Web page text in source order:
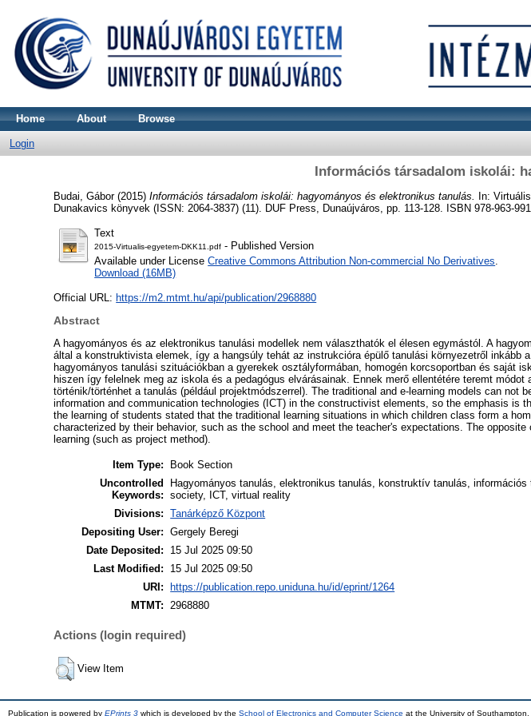
Home About Browse
Login
Információs társadalom iskolái:
Budai, Gábor(2015)Információs társadalom iskolái: hagyományos és elektronikus tanulás.
In:
Dunakavics könyvek (ISSN: 2064-3837) (11). DUF Press, Dunaújváros, pp. 113-128. ISBN 978-963-
Text
2015-Virtualis-egyetem-DKK11.pdf - Published Version
Available under LicenseCreative Commons Attribution Non-commercial No Derivatives
Download (16MB)
Official URL: https://m2.mtmt.hu/api/publication/2968880
Abstract
A hagyományos és az elektronikus tanulási modellek nem választhatók el élesen egymástól. A
által a konstruktivista elemek, így a hangsúly tehát az instrukcióra épülő tanulási környezetről
hagyományos tanulási szituációkban a gyerekek osztályformában, homogén korcsoportban és saját
hiszen így felelnek meg az iskola és a pedagógus elvárásainak. Ennek merő ellentétére teremt
történik/történhet a tanulás (például projektmódszerrel). The traditional and e-learning models can
information and communication technologies (ICT) in the constructivist elements, so the emphasis is
the learning of students stated that the traditional learning situations in which children class form a
characterized by their behavior, such as the school and meet the teacher's expectations. The
learning (such as project method).
Item Type:
Book Section
Uncontrolled
Keywords:
Hagyományos tanulás, elektronikus tanulás, konstruktív tanulás,
society, ICT, virtual reality
Divisions:
Tanárképző Központ
Depositing User:
Gergely Beregi
Date Deposited:
15 Jul 2025 09:50
Last Modified:
15 Jul 2025 09:50
URI:
https://publication.repo.uniduna.hu/id/eprint/1264
MTMT:
2968880
Actions (login required)
View Item
Publication is powered by EPrints 3 which is developed by the School of Electronics and Computer Science at the University of Southampton.